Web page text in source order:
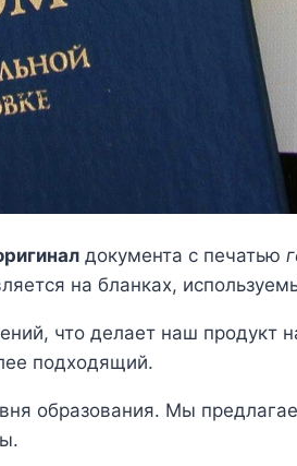
документа с печатью
на бланках,
что делает наш продукт
подходящий.
образования. Мы